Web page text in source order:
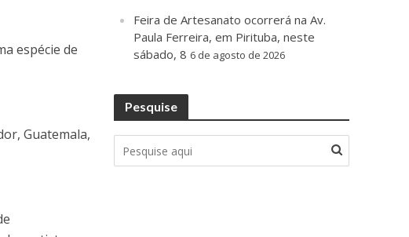
espécie de
Guatemala,
Feira de Artesanato ocorrerá na Av.
Paula Ferreira, em Pirituba, neste
sábado, 8 6 de agosto de 2026
Pesquise